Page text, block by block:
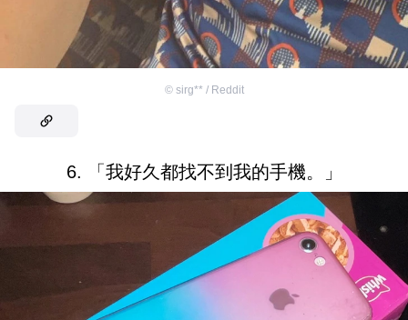
© sirg** / Reddit
6. 「我好久都找不到我的手機。」